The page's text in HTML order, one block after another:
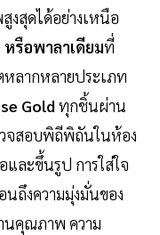
งสุดได้อย่างเหนือ
รือพาลาเดียมที่
หลากหลายประเภท
Gold ทุกชิ้นผ่าน
จสอบพิถีพิถันในห้อง
ละขึ้นรูป การใส่ใจ
ถึงความมุ่งมั่นของ
นคุณภาพ ความ